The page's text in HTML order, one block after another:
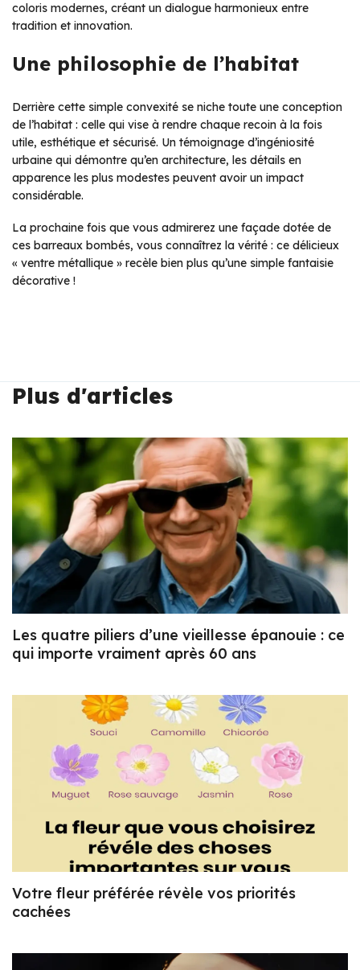
coloris modernes, créant un dialogue harmonieux entre
tradition et innovation.
Une philosophie de l’habitat
Derrière cette simple convexité se niche toute une conception
de l’habitat : celle qui vise à rendre chaque recoin à la fois
utile, esthétique et sécurisé. Un témoignage d’ingéniosité
urbaine qui démontre qu’en architecture, les détails en
apparence les plus modestes peuvent avoir un impact
considérable.
La prochaine fois que vous admirerez une façade dotée de
ces barreaux bombés, vous connaîtrez la vérité : ce délicieux
« ventre métallique » recèle bien plus qu’une simple fantaisie
décorative !
Plus d'articles
Les quatre piliers d’une vieillesse épanouie : ce
qui importe vraiment après 60 ans
Votre fleur préférée révèle vos priorités
cachées